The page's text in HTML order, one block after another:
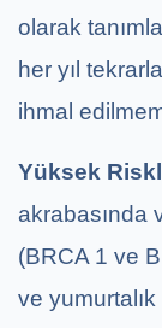
olarak
her yıl
ihmal
Yüksek
akrabasında
(BRCA 1 ve
ve